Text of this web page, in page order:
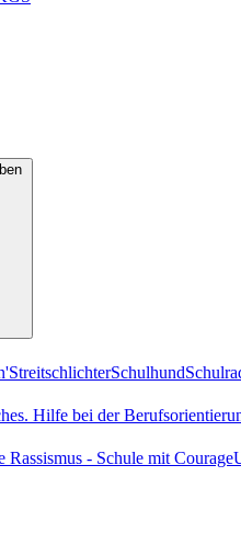
StreitschlichterSchulhund
Hilfe bei der
Rassismus - Schule mit Courage